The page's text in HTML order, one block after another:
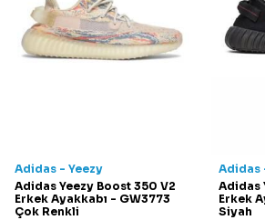
Adidas - Yeezy
Adidas Yeezy Boost 350 V2
Erkek Ayakkabı - GW3773
Çok Renkli
Adidas
Adidas
Erkek
Siyah